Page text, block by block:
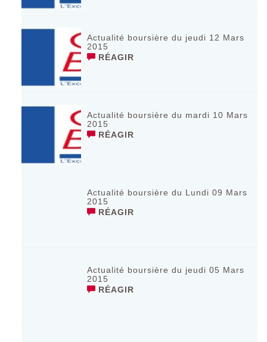
Actualité boursière du jeudi 12 Mars
2015
RÉAGIR
Actualité boursière du mardi 10 Mars
2015
RÉAGIR
Actualité boursière du Lundi 09 Mars
2015
RÉAGIR
Actualité boursière du jeudi 05 Mars
2015
RÉAGIR